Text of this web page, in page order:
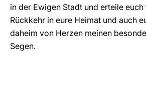
in der Ewigen Stadt und erteile
Rückkehr in eure Heimat und auch
daheim von Herzen meinen
Segen.